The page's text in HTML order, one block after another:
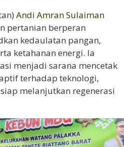
Andi Amran Sulaiman
pertanian berperan
kedaulatan pangan,
ketahanan energi. Ia
menjadi sarana mencetak
terhadap teknologi,
melanjutkan regenerasi